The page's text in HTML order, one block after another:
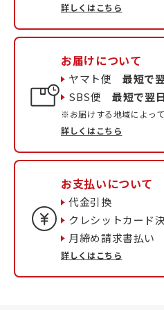
詳しくはこちら
お届けについて
ヤマト便最短で
SBS便最短で翌
※お届けする地域によって
詳しくはこちら
お支払いについて
代金引換
クレシットカード
月締め請求書払い
詳しくはこちら